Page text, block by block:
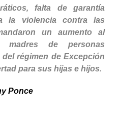
falta de garantía
la violencia contra las
un aumento al
madres de personas
régimen de Excepción
para sus hijas e hijos.
Ponce